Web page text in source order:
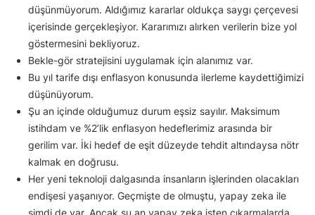
düşünmüyorum. Aldığımız kararlar oldukça saygı çerçevesi
içerisinde gerçekleşiyor. Kararımızı alırken verilerin bize yol
göstermesini bekliyoruz.
Bekle-gör stratejisini uygulamak için alanımız var.
Bu yıl tarife dışı enflasyon konusunda ilerleme kaydettiğimizi
düşünüyorum.
Şu an içinde olduğumuz durum eşsiz sayılır. Maksimum
istihdam ve %2’lik enflasyon hedeflerimiz arasında bir
gerilim var. İki hedef de eşit düzeyde tehdit altındaysa nötr
kalmak en doğrusu.
Her yeni teknoloji dalgasında insanların işlerinden olacakları
endişesi yaşanıyor. Geçmişte de olmuştu, yapay zeka ile